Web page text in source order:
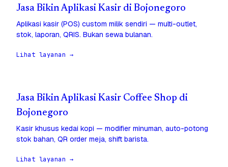
Jasa Bikin Aplikasi Kasir di Bojonegoro
Aplikasi kasir (POS) custom milik sendiri — multi-outlet,
stok, laporan, QRIS. Bukan sewa bulanan.
Lihat layanan →
Jasa Bikin Aplikasi Kasir Coffee Shop di
Bojonegoro
Kasir khusus kedai kopi — modifier minuman, auto-potong
stok bahan, QR order meja, shift barista.
Lihat layanan →